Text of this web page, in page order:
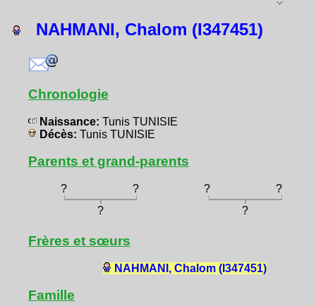
NAHMANI, Chalom (I347451)
Chronologie
Naissance: Tunis TUNISIE
Décès: Tunis TUNISIE
Parents et grand-parents
? ? ?
?
?
?
Frères et sœurs
NAHMANI, Chalom (I347451)
Famille